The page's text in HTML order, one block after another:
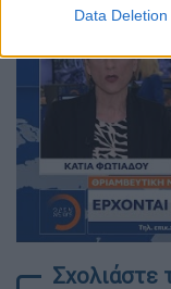
Data Deletion